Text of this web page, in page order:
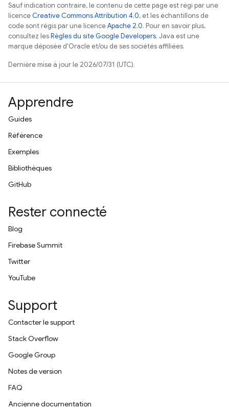
Sauf indication contraire, le contenu de cette page est régi par une
licenceCreative Commons Attribution 4.0, et les échantillons de
code sont régis par une licenceApache 2.0. Pour en savoir plus,
consultez lesRègles du site Google Developers. Java est une
marque déposée d'Oracle et/ou de ses sociétés affiliées.
Dernière mise à jour le 2026/07/31 (UTC).
Apprendre
Guides
Référence
Exemples
Bibliothèques
GitHub
Rester connecté
Blog
Firebase Summit
Twitter
YouTube
Support
Contacter le support
Stack Overflow
Google Group
Notes de version
FAQ
Ancienne documentation